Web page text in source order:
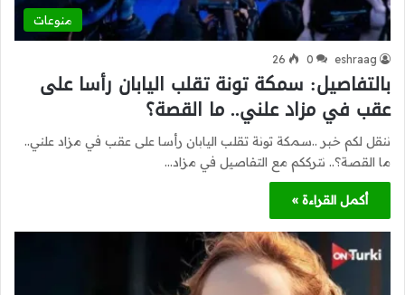
منوعات
eshraag
0
26
بالتفاصيل: سمكة تونة تقلب اليابان رأسا على
عقب في مزاد علني.. ما القصة؟
ننقل لكم خبر ..سمكة تونة تقلب اليابان رأسا على عقب في مزاد علني..
ما القصة؟.. نترككم مع التفاصيل في مزاد…
أكمل القراءة »